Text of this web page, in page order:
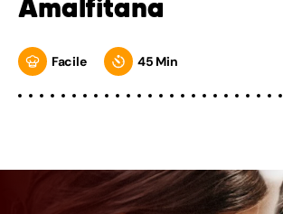
Amalfitana
Facile 45 Min